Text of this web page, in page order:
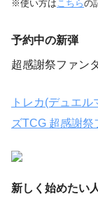
※使い方はこちらの
予約中の新弾
超感謝祭ファン
トレカ(デュエ
ズTCG 超感謝
新しく始めたい